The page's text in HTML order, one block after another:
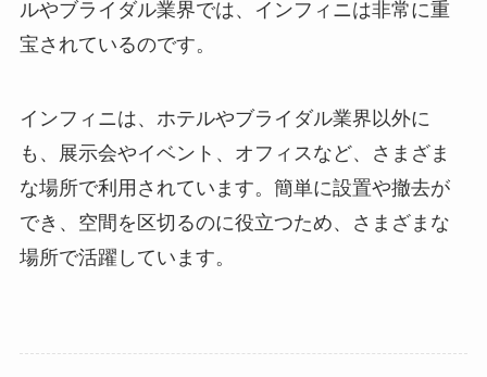
ルやブライダル業界では、インフィニは非常に重
宝されているのです。
インフィニは、ホテルやブライダル業界以外に
も、展示会やイベント、オフィスなど、さまざま
な場所で利用されています。 簡単に設置や撤去が
でき、空間を区切るのに役立つため、さまざまな
場所で活躍しています。